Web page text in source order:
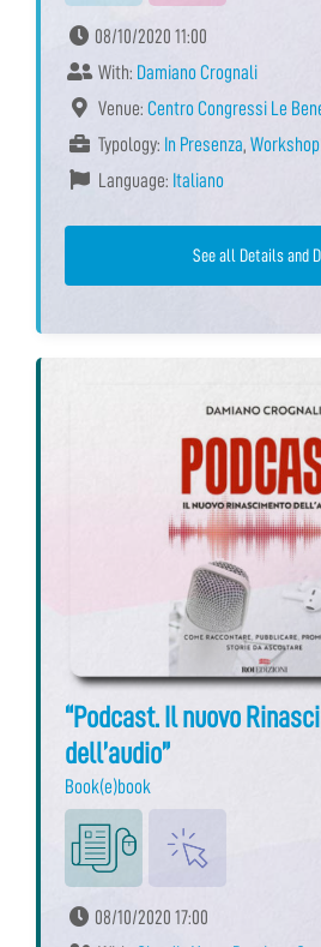
08/10/2020 11:00
With: Damiano Crognali
Venue: Centro Congressi Le
Typology: In Presenza, Workshop
Language: Italiano
See all Details and
“Podcast. Il nuovo
dell’audio”
Book(e)book
08/10/2020 17:00